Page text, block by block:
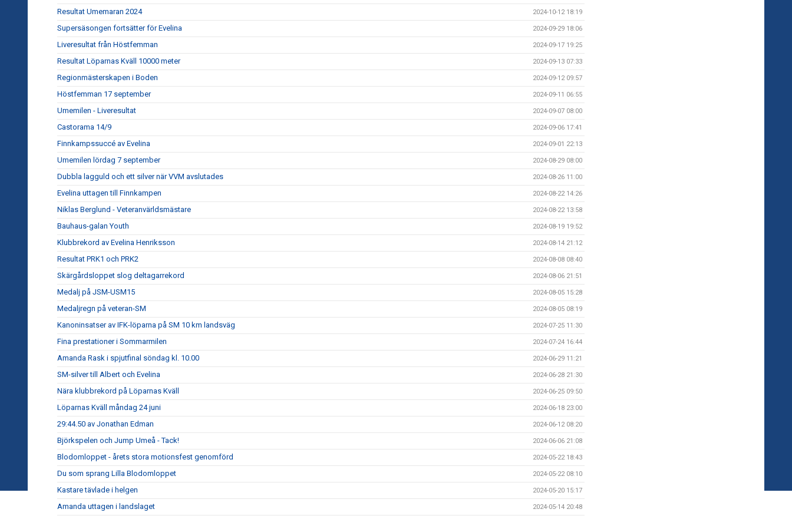
Resultat Umemaran 2024 2024-10-12 18:19
Supersäsongen fortsätter för Evelina 2024-09-29 18:06
Liveresultat från Höstfemman 2024-09-17 19:25
Resultat Löparnas Kväll 10000 meter 2024-09-13 07:33
Regionmästerskapen i Boden 2024-09-12 09:57
Höstfemman 17 september 2024-09-11 06:55
Umemilen - Liveresultat 2024-09-07 08:00
Castorama 14/9 2024-09-06 17:41
Finnkampssuccé av Evelina 2024-09-01 22:13
Umemilen lördag 7 september 2024-08-29 08:00
Dubbla lagguld och ett silver när VVM avslutades 2024-08-26 11:00
Evelina uttagen till Finnkampen 2024-08-22 14:26
Niklas Berglund - Veteranvärldsmästare 2024-08-22 13:58
Bauhaus-galan Youth 2024-08-19 19:52
Klubbrekord av Evelina Henriksson 2024-08-14 21:12
Resultat PRK1 och PRK2 2024-08-08 08:40
Skärgårdsloppet slog deltagarrekord 2024-08-06 21:51
Medalj på JSM-USM15 2024-08-05 15:28
Medaljregn på veteran-SM 2024-08-05 08:19
Kanoninsatser av IFK-löparna på SM 10 km landsväg 2024-07-25 11:30
Fina prestationer i Sommarmilen 2024-07-24 16:44
Amanda Rask i spjutfinal söndag kl. 10.00 2024-06-29 11:21
SM-silver till Albert och Evelina 2024-06-28 21:30
Nära klubbrekord på Löparnas Kväll 2024-06-25 09:50
Löparnas Kväll måndag 24 juni 2024-06-18 23:00
29:44.50 av Jonathan Edman 2024-06-12 08:20
Björkspelen och Jump Umeå - Tack! 2024-06-06 21:08
Blodomloppet - årets stora motionsfest genomförd 2024-05-22 18:43
Du som sprang Lilla Blodomloppet 2024-05-22 08:10
Kastare tävlade i helgen 2024-05-20 15:17
Amanda uttagen i landslaget 2024-05-14 20:48